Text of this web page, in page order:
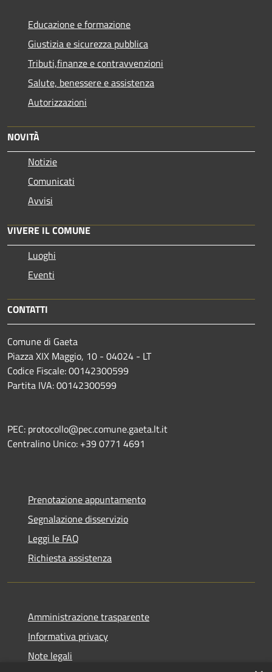
Educazione e formazione
Giustizia e sicurezza pubblica
Tributi,finanze e contravvenzioni
Salute, benessere e assistenza
Autorizzazioni
NOVITÀ
Notizie
Comunicati
Avvisi
VIVERE IL COMUNE
Luoghi
Eventi
CONTATTI
Comune di Gaeta
Piazza XIX Maggio, 10 - 04024 - LT
Codice Fiscale: 00142300599
Partita IVA: 00142300599
PEC: protocollo@pec.comune.gaeta.lt.it
Centralino Unico: +39 0771 4691
Prenotazione appuntamento
Segnalazione disservizio
Leggi le FAQ
Richiesta assistenza
Amministrazione trasparente
Informativa privacy
Note legali